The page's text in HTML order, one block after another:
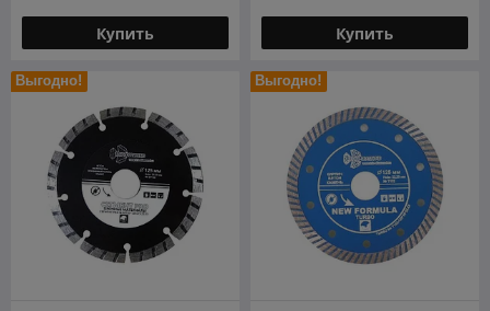
Купить Купить
Выгодно! Выгодно!